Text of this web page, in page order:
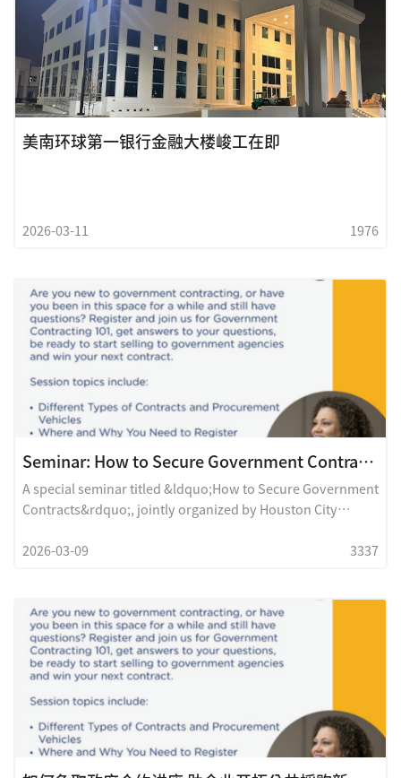
美南环球第一银行金融大楼峻工在即
2026-03-11 1976
Seminar: How to Secure Government Contracts
A special seminar titled &ldquo;How to Secure Government
Contracts&rdquo;, jointly organized by Houston City
25, 2026 at noon at the International Trade Center
opportunities for comp
2026-03-09 3337